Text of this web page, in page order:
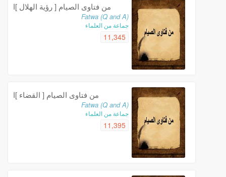
من فتاوى الصيام [ رؤية الهلال ]ا
Fatwa (Q and A)
جماعة من العلماء
11,345
من فتاوى الصيام [ القضاء ]ا
Fatwa (Q and A)
جماعة من العلماء
11,395